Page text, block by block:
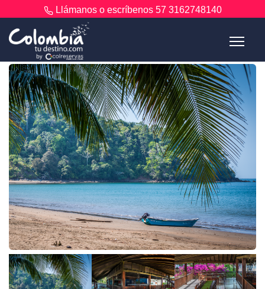
Llámanos o escríbenos 57 3162748140